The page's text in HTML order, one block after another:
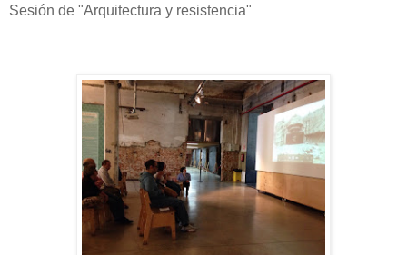
Sesión de "Arquitectura y resistencia"